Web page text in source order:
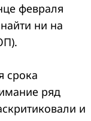
февраля
ни на
срока
ряд
и